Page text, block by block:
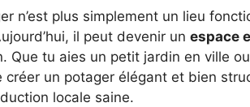
n’est plus simplement un lieu
il peut devenir un espace
Que tu aies un petit jardin en ville
créer un potager élégant et bien
locale saine.